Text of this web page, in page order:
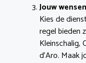
Jouw wensen
Kies de
regel bieden
Kleinschalig,
d’Aro. Maak